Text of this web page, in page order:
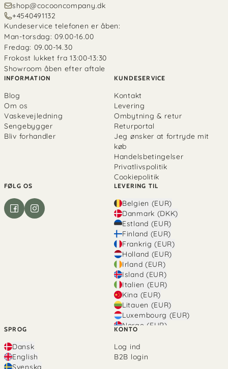
shop@cocooncompany.dk
+4540491132
Kundeservice telefonen er åben:
Man-torsdag: 09.00-16.00
Fredag: 09.00-14.30
Frokost lukket fra 13:00-13:30
Showroom åben efter aftale
INFORMATION
Blog
Om os
Vaskevejledning
Sengebygger
Bliv forhandler
KUNDESERVICE
Kontakt
Levering
Ombytning & retur
Returportal
Jeg ønsker at fortryde mit
køb
Handelsbetingelser
Privatlivspolitik
Cookiepolitik
FØLG OS LEVERING TIL
Belgien (EUR)
Danmark (DKK)
Estland (EUR)
Finland (EUR)
Frankrig (EUR)
Holland (EUR)
Irland (EUR)
Island (EUR)
Italien (EUR)
Kina (EUR)
Litauen (EUR)
Luxembourg (EUR)
Norge (EUR)
Portugal (EUR)
Rumænien (EUR)
SPROG
Dansk
English
Svenska
KONTO
Log ind
B2B login